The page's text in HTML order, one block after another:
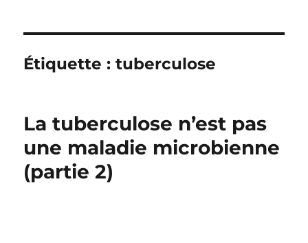
Étiquette : tuberculose
La tuberculose n’est pas
une maladie microbienne
(partie 2)